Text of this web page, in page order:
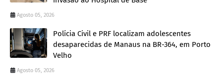
Agosto 05, 2026
Polícia Civil e PRF localizam adolescentes
desaparecidas de Manaus na BR-364, em Porto
Velho
Agosto 05, 2026